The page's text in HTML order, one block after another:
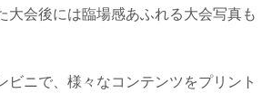
大会後には臨場感あふれる大会写真も
ビニで、様々なコンテンツをプリント